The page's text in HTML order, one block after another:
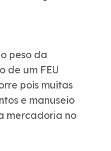
peso da
de um FEU
pois muitas
e manuseio
mercadoria no